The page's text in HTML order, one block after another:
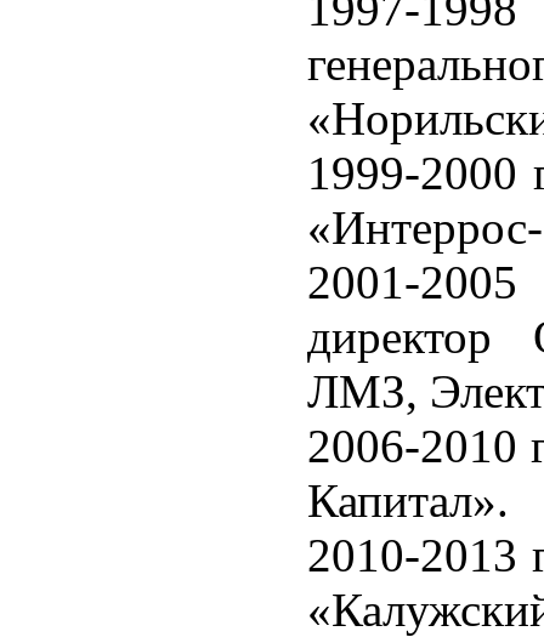
1999-2000
2001-
ЛМЗ,
2006-2010
Капитал».
2010-2013